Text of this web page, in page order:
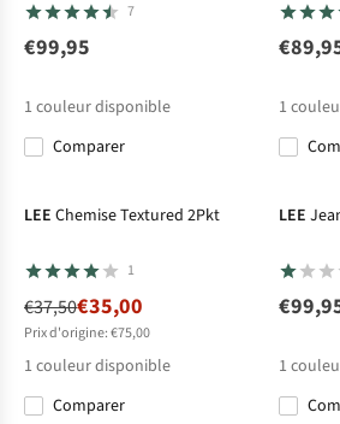
7
€99,95
1 couleur disponible
Comparer
1
LEE Chemise Textured 2Pkt
1
€37,50€35,00
Prix d'origine: €75,00
1 couleur disponible
Comparer
LEE
1